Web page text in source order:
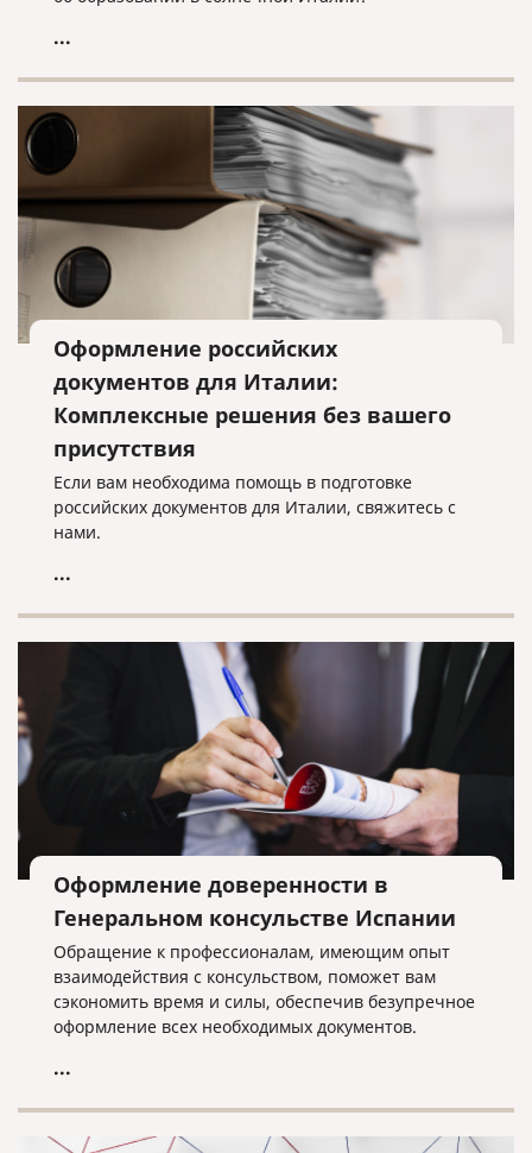
...
Оформление российских
документов для Италии:
Комплексные решения без вашего
присутствия
Если вам необходима помощь в подготовке
российских документов для Италии, свяжитесь с
нами.
...
Оформление доверенности в
Генеральном консульстве Испании
Обращение к профессионалам, имеющим опыт
взаимодействия с консульством, поможет вам
сэкономить время и силы, обеспечив безупречное
оформление всех необходимых документов.
...